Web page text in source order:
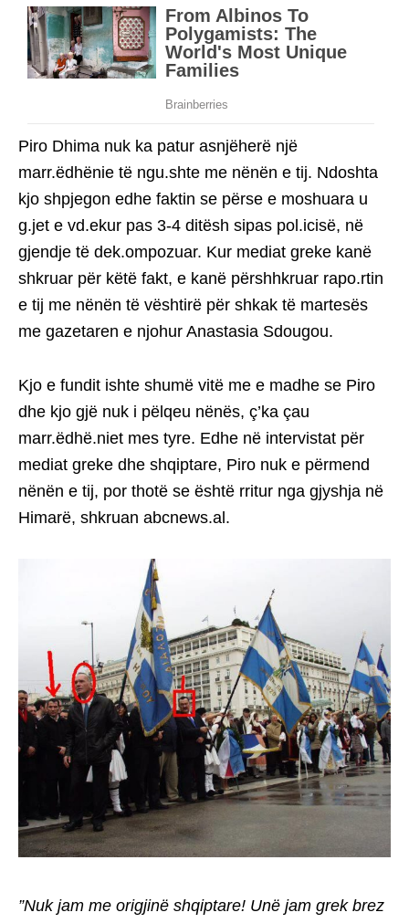
Piro Dhima nuk ka patur asnjëherë një
marr.ëdhënie të ngu.shte me nënën e tij. Ndoshta
kjo shpjegon edhe faktin se përse e moshuara u
g.jet e vd.ekur pas 3-4 ditësh sipas pol.icisë, në
gjendje të dek.ompozuar. Kur mediat greke kanë
shkruar për këtë fakt, e kanë përshhkruar rapo.rtin
e tij me nënën të vështirë për shkak të martesës
me gazetaren e njohur Anastasia Sdougou.
Kjo e fundit ishte shumë vitë me e madhe se Piro
dhe kjo gjë nuk i pëlqeu nënës, ç’ka çau
marr.ëdhë.niet mes tyre. Edhe në intervistat për
mediat greke dhe shqiptare, Piro nuk e përmend
nënën e tij, por thotë se është rritur nga gjyshja në
Himarë, shkruan abcnews.al.
”Nuk jam me origjinë shqiptare! Unë jam grek brez